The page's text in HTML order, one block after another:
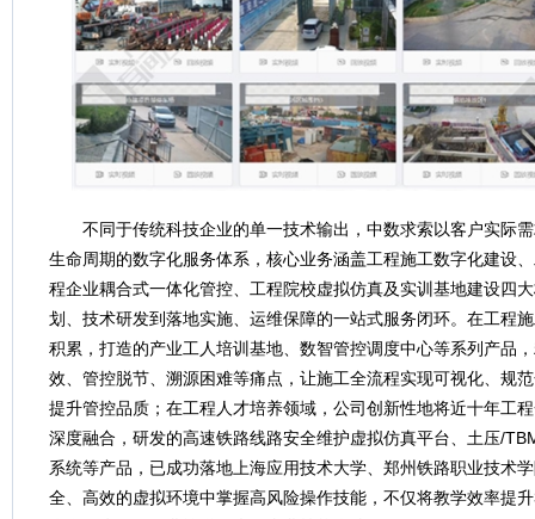
不同于传统科技企业的单一技术输出，中数求索以客户实际
生命周期的数字化服务体系，核心业务涵盖工程施工数字化建设
程企业耦合式一体化管控、工程院校虚拟仿真及实训基地建设四
划、技术研发到落地实施、运维保障的一站式服务闭环。在工程
积累，打造的产业工人培训基地、数智管控调度中心等系列产品
效、管控脱节、溯源困难等痛点，让施工全流程实现可视化、规
提升管控品质；在工程人才培养领域，公司创新性地将近十年工
深度融合，研发的高速铁路线路安全维护虚拟仿真平台、土压/
系统等产品，已成功落地上海应用技术大学、郑州铁路职业技术
全、高效的虚拟环境中掌握高风险操作技能，不仅将教学效率提